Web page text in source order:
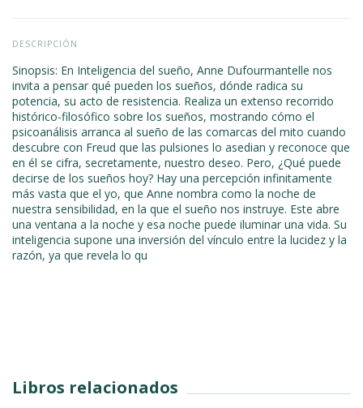
DESCRIPCIÓN
Sinopsis: En Inteligencia del sueño, Anne Dufourmantelle nos
invita a pensar qué pueden los sueños, dónde radica su
potencia, su acto de resistencia. Realiza un extenso recorrido
histórico-filosófico sobre los sueños, mostrando cómo el
psicoanálisis arranca al sueño de las comarcas del mito cuando
descubre con Freud que las pulsiones lo asedian y reconoce que
en él se cifra, secretamente, nuestro deseo. Pero, ¿Qué puede
decirse de los sueños hoy? Hay una percepción infinitamente
más vasta que el yo, que Anne nombra como la noche de
nuestra sensibilidad, en la que el sueño nos instruye. Este abre
una ventana a la noche y esa noche puede iluminar una vida. Su
inteligencia supone una inversión del vínculo entre la lucidez y la
razón, ya que revela lo qu
Libros relacionados